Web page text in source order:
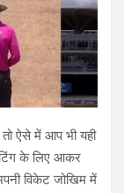
ऐसे में आप भी यही
के लिए आकर
विकेट जोखिम में